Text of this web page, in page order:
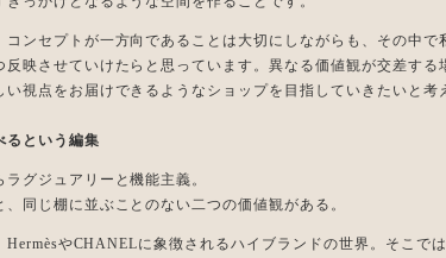
コンセプトが一方向であることは大切にしながらも、その中で
反映させていけたらと思っています。異なる価値観が交差する
い視点をお届けできるようなショップを目指していきたいと考
るという編集
ラグジュアリーと機能主義。
、同じ棚に並ぶことのない二つの価値観がある。
HermèsやCHANELに象徴されるハイブランドの世界。そこで